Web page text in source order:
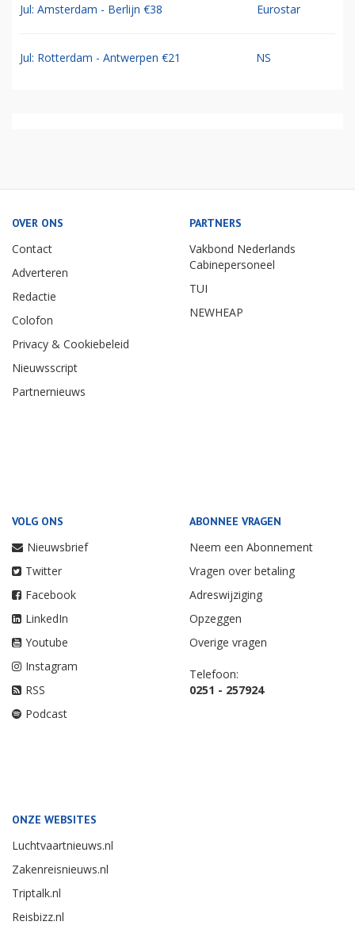
Jul: Amsterdam - Berlijn €38 Eurostar
Jul: Rotterdam - Antwerpen €21 NS
OVER ONS
Contact
Adverteren
Redactie
Colofon
Privacy & Cookiebeleid
Nieuwsscript
Partnernieuws
PARTNERS
Vakbond Nederlands
Cabinepersoneel
TUI
NEWHEAP
VOLG ONS
Nieuwsbrief
Twitter
Facebook
LinkedIn
Youtube
Instagram
RSS
Podcast
ABONNEE VRAGEN
Neem een Abonnement
Vragen over betaling
Adreswijziging
Opzeggen
Overige vragen
Telefoon:
0251 - 257924
ONZE WEBSITES
Luchtvaartnieuws.nl
Zakenreisnieuws.nl
Triptalk.nl
Reisbizz.nl